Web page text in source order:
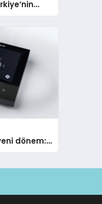
Gücü
dönem: